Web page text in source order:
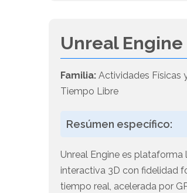
Unreal Engine
Familia: Actividades Físicas
Tiempo Libre
Resúmen específico:
Unreal Engine es plataforma
interactiva 3D con fidelidad
tiempo real, acelerada por